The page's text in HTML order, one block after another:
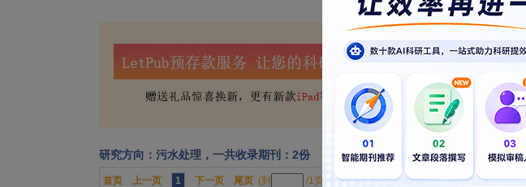
研究方向：污水处理，一共收录期刊：2份
首页 上一页 1 下一页 尾页 (到 /1页)
想了解
注册后，可以立即
已有